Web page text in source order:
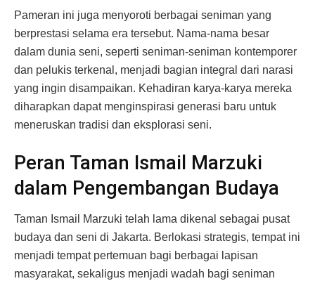
Pameran ini juga menyoroti berbagai seniman yang
berprestasi selama era tersebut. Nama-nama besar
dalam dunia seni, seperti seniman-seniman kontemporer
dan pelukis terkenal, menjadi bagian integral dari narasi
yang ingin disampaikan. Kehadiran karya-karya mereka
diharapkan dapat menginspirasi generasi baru untuk
meneruskan tradisi dan eksplorasi seni.
Peran Taman Ismail Marzuki
dalam Pengembangan Budaya
Taman Ismail Marzuki telah lama dikenal sebagai pusat
budaya dan seni di Jakarta. Berlokasi strategis, tempat ini
menjadi tempat pertemuan bagi berbagai lapisan
masyarakat, sekaligus menjadi wadah bagi seniman